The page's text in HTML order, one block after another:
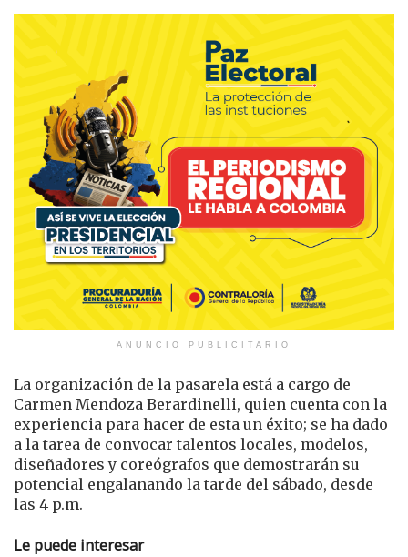
ANUNCIO PUBLICITARIO
La organización de la pasarela está a cargo de
Carmen Mendoza Berardinelli, quien cuenta con la
experiencia para hacer de esta un éxito; se ha dado
a la tarea de convocar talentos locales, modelos,
diseñadores y coreógrafos que demostrarán su
potencial engalanando la tarde del sábado, desde
las 4 p.m.
Le puede interesar